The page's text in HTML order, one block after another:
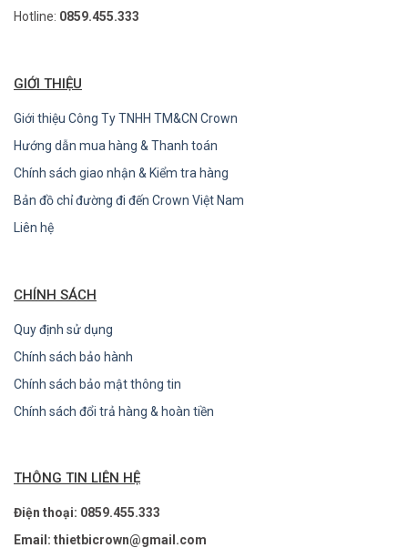
Hotline: 0859.455.333
GIỚI THIỆU
Giới thiệu Công Ty TNHH TM&CN Crown
Hướng dẫn mua hàng & Thanh toán
Chính sách giao nhận & Kiểm tra hàng
Bản đồ chỉ đường đi đến Crown Việt Nam
Liên hệ
CHÍNH SÁCH
Quy định sử dụng
Chính sách bảo hành
Chính sách bảo mật thông tin
Chính sách đổi trả hàng & hoàn tiền
THÔNG TIN LIÊN HỆ
Điện thoại: 0859.455.333
Email: thietbicrown@gmail.com